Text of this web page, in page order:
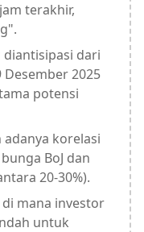
terakhir,
diantisipasi dari
Desember 2025
potensi
korelasi
BoJ dan
20-30%).
di mana investor
untuk